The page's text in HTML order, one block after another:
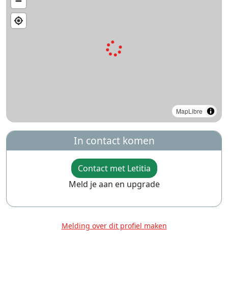
MapLibre
In contact komen
Contact met Letitia
Meld je aan en upgrade
Melding over dit profiel maken